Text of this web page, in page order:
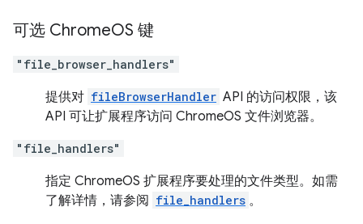
可选 ChromeOS 键
"file_browser_handlers"
提供对 fileBrowserHandler API 的访问权限，该
API 可让扩展程序访问 ChromeOS 文件浏览器。
"file_handlers"
指定 ChromeOS 扩展程序要处理的文件类型。如需
了解详情，请参阅 file_handlers 。